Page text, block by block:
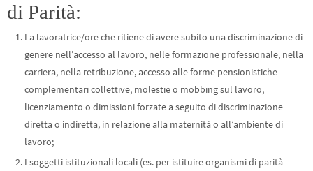
di Parità:
La lavoratrice/ore che ritiene di avere subito una discriminazione di
genere nell’accesso al lavoro, nelle formazione professionale, nella
carriera, nella retribuzione, accesso alle forme pensionistiche
complementari collettive, molestie o mobbing sul lavoro,
licenziamento o dimissioni forzate a seguito di discriminazione
diretta o indiretta, in relazione alla maternità o all’ambiente di
lavoro;
I soggetti istituzionali locali (es. per istituire organismi di parità